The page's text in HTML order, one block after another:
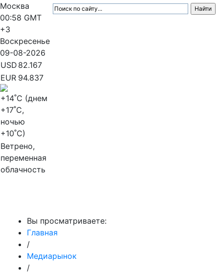
Москва
00:58 GMT
+3
Воскресенье
09-08-2026
USD 82.167
EUR 94.837
+14˚C (днем
+17˚C,
ночью
+10˚C)
Ветрено,
переменная
облачность
Вы просматриваете:
Главная
/
Медиарынок
/